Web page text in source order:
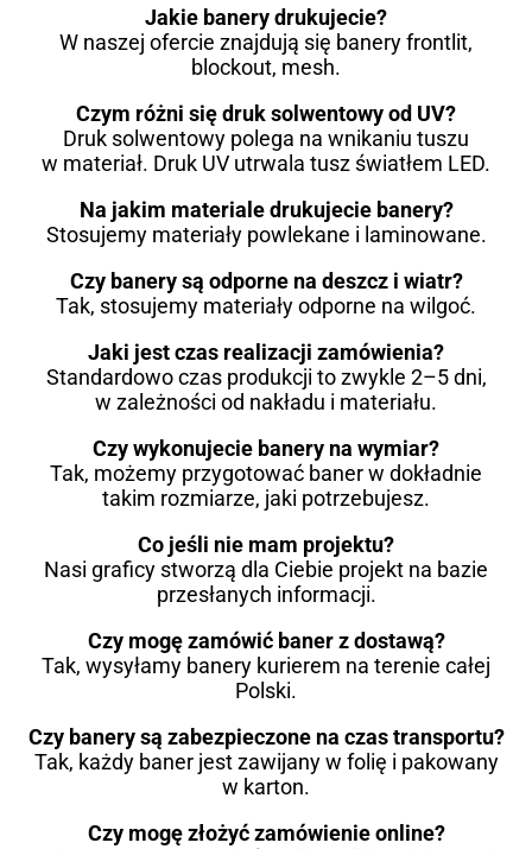
Jakie banery drukujecie?
W naszej ofercie znajdują się banery frontlit,
blockout, mesh.
Czym różni się druk solwentowy od UV?
Druk solwentowy polega na wnikaniu tuszu
w materiał. Druk UV utrwala tusz światłem LED.
Na jakim materiale drukujecie banery?
Stosujemy materiały powlekane i laminowane.
Czy banery są odporne na deszcz i wiatr?
Tak, stosujemy materiały odporne na wilgoć.
Jaki jest czas realizacji zamówienia?
Standardowo czas produkcji to zwykle 2–5 dni,
w zależności od nakładu i materiału.
Czy wykonujecie banery na wymiar?
Tak, możemy przygotować baner w dokładnie
takim rozmiarze, jaki potrzebujesz.
Co jeśli nie mam projektu?
Nasi graficy stworzą dla Ciebie projekt na bazie
przesłanych informacji.
Czy mogę zamówić baner z dostawą?
Tak, wysyłamy banery kurierem na terenie całej
Polski.
Czy banery są zabezpieczone na czas transportu?
Tak, każdy baner jest zawijany w folię i pakowany
w karton.
Czy mogę złożyć zamówienie online?